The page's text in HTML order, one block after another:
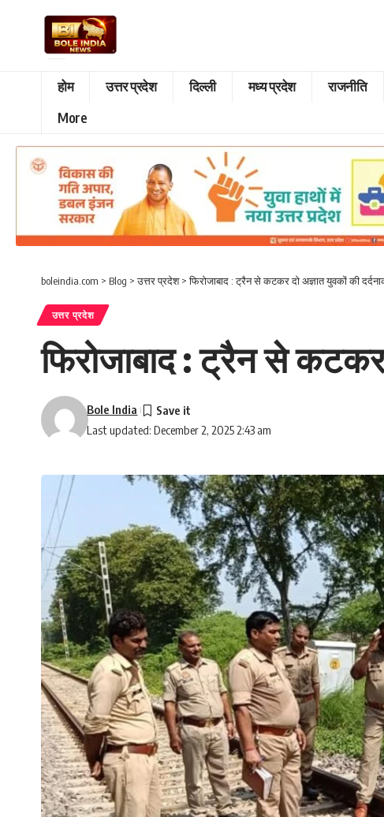
होम उत्तर प्रदेश दिल्ली मध्य प्रदेश राजनीति
More
boleindia.com > Blog >उत्तर प्रदेश>फिरोजाबाद : ट्रैन से कटकर दो अज्ञात युवकों की
उत्तर प्रदेश
फिरोजाबाद : ट्रैन से कटकर
Last updated: December 2, 2025 2:43 am
Bole India